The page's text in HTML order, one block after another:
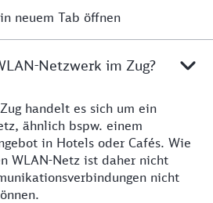
neuem Tab öffnen
Netzwerk im Zug?
handelt es sich um ein
ähnlich bspw. einem
in Hotels oder Cafés. Wie
WLAN-Netz ist daher nicht
nicht